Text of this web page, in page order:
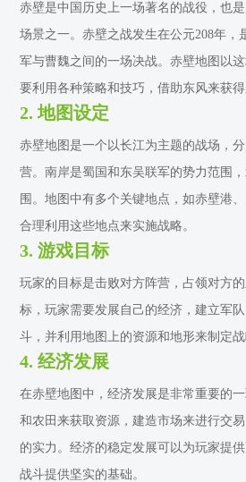
赤壁是中国历史上一场著名的战役，也
场景之一。赤壁之战发生在公元208年，
军与曹魏之间的一场决战。赤壁地图以
要利用各种策略和技巧，借助东风来获得
2. 地图设定
赤壁地图是一个以长江为主题的战场，
营。南岸是蜀国和东吴联军的势力范围
围。地图中有多个关键地点，如赤壁港
合理利用这些地点来实施战略。
3. 游戏目标
玩家的目标是击败对方阵营，占领对方
标，玩家需要发展自己的经济，建立军
斗，并利用地图上的资源和地形来制定战
4. 经济发展
在赤壁地图中，经济发展是非常重要的
和农田来获取资源，建造市场来进行交
的实力。经济的稳定发展可以为玩家提
战斗提供坚实的基础。